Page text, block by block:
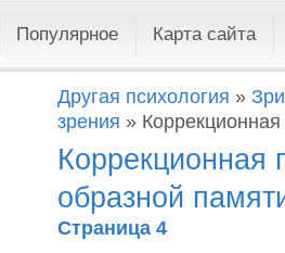
Популярное Карта сайта
Другая психология »
зрения »
Коррекционная
образной
Страница 4